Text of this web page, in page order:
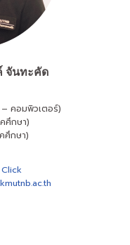
จันทะคัด
คอมพิวเตอร์)
ศึกษา)
ศึกษา)
Click